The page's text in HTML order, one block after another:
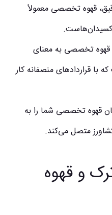
قهوه تخصصی معمولاً
قهوه تخصصی به معنای
با قراردادهای منصفانه کار
قهوه تخصصی شما را به
متصل می‌کند.
و قهوه